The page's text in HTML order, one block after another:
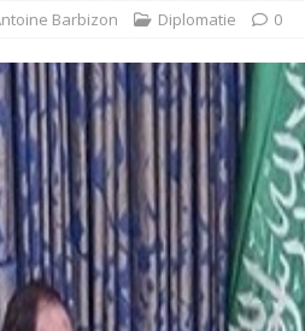
Barbizon Diplomatie 0